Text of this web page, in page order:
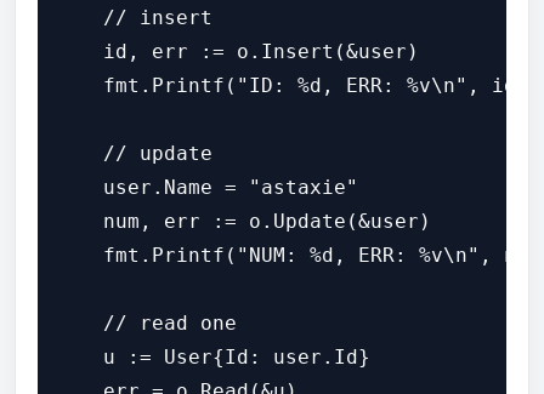
    // insert
    id, err := o.Insert(&user)
fmt.Printf("ID: %d, ERR: %v\n", id,
    // update
    user.Name = "astaxie"
    num, err := o.Update(&user)
fmt.Printf("NUM: %d, ERR: %v\n",
    // read one
    u := User{Id: user.Id}